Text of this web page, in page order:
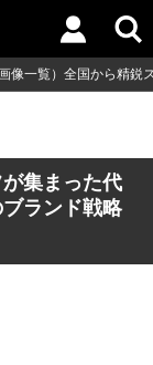
画像一覧）全国から精
集まった代
ランド戦略